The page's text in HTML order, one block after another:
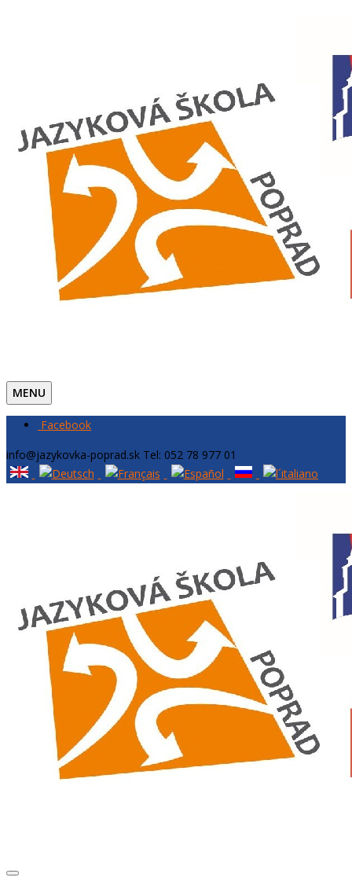
MENU
Facebook
info@jazykovka-poprad.sk Tel: 052 78 977 01